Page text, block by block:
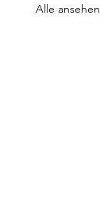
Alle ansehen